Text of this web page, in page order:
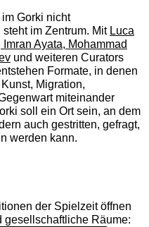
Gorki nicht
im Zentrum. Mit Luca
Ayata, Mohammad
und weiteren Curators
Formate, in denen
Migration,
miteinander
soll ein Ort sein, an dem
auch gestritten, gefragt,
werden kann.
der Spielzeit öffnen
gesellschaftliche Räume: